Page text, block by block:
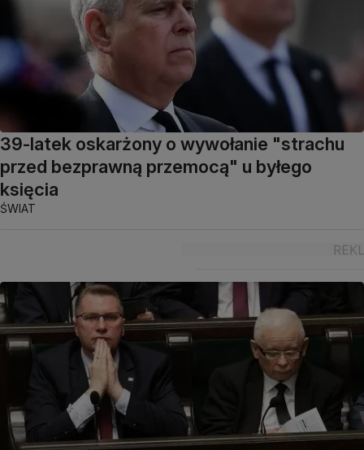
39-latek oskarżony o wywołanie "strachu
przed bezprawną przemocą" u byłego
księcia
ŚWIAT